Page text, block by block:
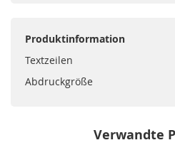
Produktinformation
Textzeilen
Abdruckgröße
Verwandte